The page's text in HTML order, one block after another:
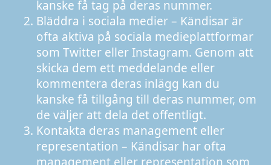
kanske få tag på deras nummer.
Bläddra i sociala medier – Kändisar är
ofta aktiva på sociala medieplattformar
som Twitter eller Instagram. Genom att
skicka dem ett meddelande eller
kommentera deras inlägg kan du
kanske få tillgång till deras nummer, om
de väljer att dela det offentligt.
Kontakta deras management eller
representation – Kändisar har ofta
management eller representation som